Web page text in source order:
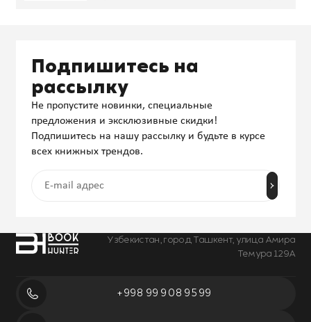
Узбекистан, город Ташкент, улица Амира
Темура 129А
+998 99 908 95 99
Подпишитесь на
рассылку
Не пропустите новинки, специальные
предложения и эксклюзивные скидки!
Подпишитесь на нашу рассылку и будьте в курсе
всех книжных трендов.